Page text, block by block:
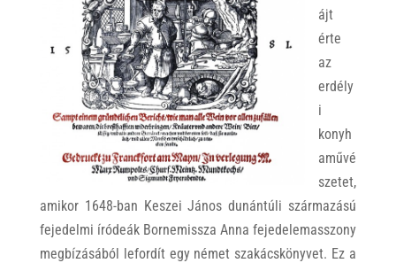
ájt
érte
az
erdély
i
konyh
aművé
szetet,
amikor 1648-ban Keszei János dunántúli származású
fejedelmi íródeák Bornemissza Anna fejedelemasszony
megbízásából lefordít egy német szakácskönyvet. Ez a